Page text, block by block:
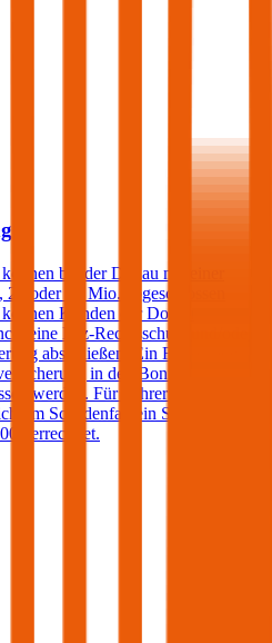
bei der Donau mit einer
oder 30 Mio. abgeschlossen
Kunden der Donau
eine Kfz-Rechtsschutz und/oder
abschließen. Ein Freischaden
in den Bonus-Malus-
werden. Für Fahrer unter 23
im Schadenfall ein Selbstbehalt
verrechnet.